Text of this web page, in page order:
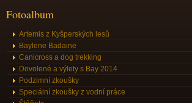
Fotoalbum
Artemis z Kyšperských lesů
Baylene Badaine
Canicross a dog trekking
Dovolené a výlety s Bay 2014
Podzimní zkoušky
Speciální zkoušky z vodní práce